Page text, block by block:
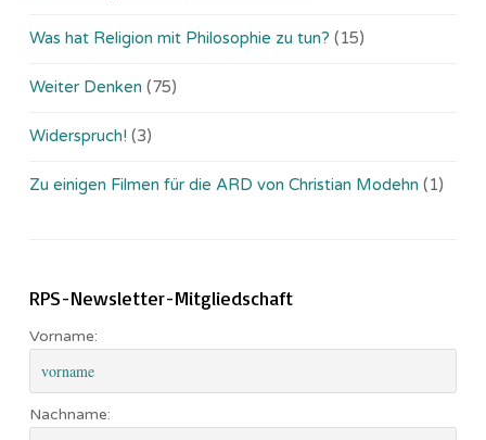
Was hat Religion mit Philosophie zu tun? (15)
Weiter Denken (75)
Widerspruch! (3)
Zu einigen Filmen für die ARD von Christian Modehn (1)
RPS-Newsletter-Mitgliedschaft
Vorname:
Nachname: